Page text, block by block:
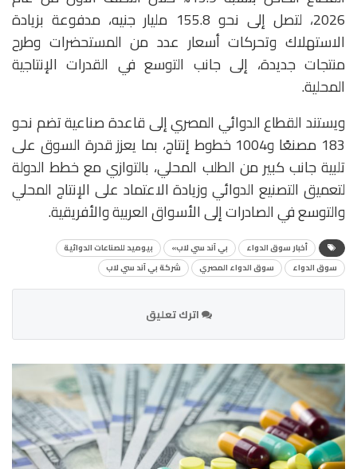
2026، لتصل إلى نحو 155.8 مليار جنيه، مدفوعة بزيادة
الاستهلاك وتحركات أسعار عدد من المستحضرات وطرح
منتجات جديدة، إلى جانب التوسع في القدرات الإنتاجية
المحلية.
ويستند القطاع الدوائي المصري إلى قاعدة صناعية تضم نحو
183 مصنعًا و1004 خطوط إنتاج، بما يعزز قدرة السوق على
تلبية جانب كبير من الطلب المحلي، بالتوازي مع خطط الدولة
لتعميق التصنيع الدوائي وزيادة الاعتماد على الإنتاج المحلي
والتوسع في الصادرات إلى الأسواق العربية والأفريقية.
أخبار سوق الدواء بي آند سي لاب»
بيوميد للصناعات الدوائية
سوق الدواء
سوق الدواء المصري شركة بي آند سي لاب
اترك تعليق